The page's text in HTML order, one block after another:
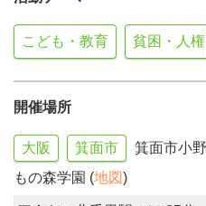
こども・教育 貧困・人権
開催場所
大阪 箕面市
箕面市小
もの森学園 (地図)